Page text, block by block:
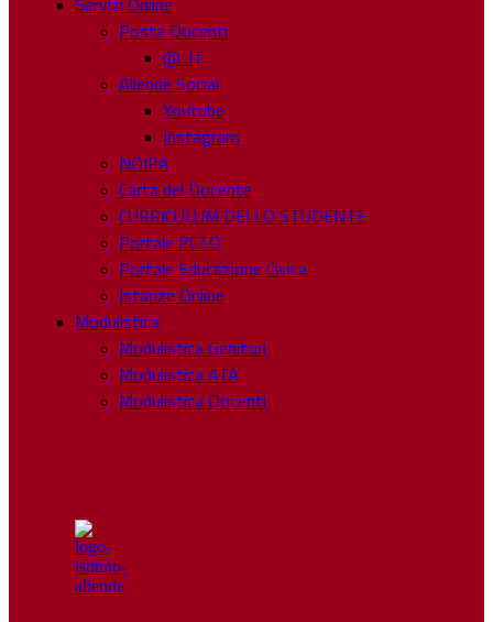
Posta Docenti
@ .IT
Allende Social
Youtube
Instagram
NOIPA
Carta del Docente
CURRICULUM DELLO STUDENTE
Portale PCTO
Portale Educazione Civica
Istanze Online
Modulistica
Modulistica Genitori
Modulistica ATA
Modulistica Docenti